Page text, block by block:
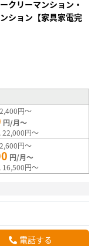
クリーマンション・
ション【家具家電完
円～
円/月～
22,000円～
円～
円/月～
16,500円～
電話する